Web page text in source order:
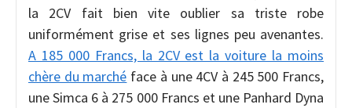
la 2CV fait bien vite oublier sa triste robe
uniformément grise et ses lignes peu avenantes.
A 185 000 Francs, la 2CV est la voiture la moins
chère du marché face à une 4CV à 245 500 Francs,
une Simca 6 à 275 000 Francs et une Panhard Dyna